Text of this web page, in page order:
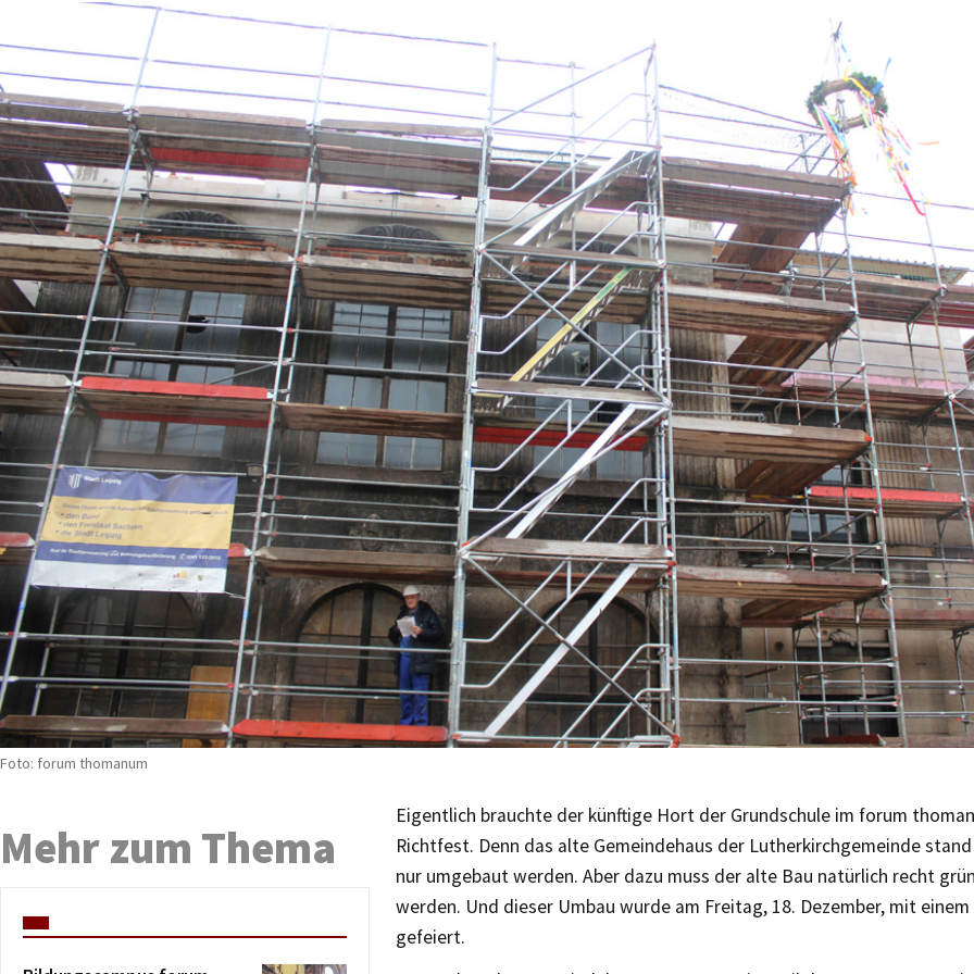
Foto: forum thomanum
Eigentlich brauchte der künftige Hort der Grundschule im forum
Richtfest. Denn das alte Gemeindehaus der Lutherkirchgemeinde
nur umgebaut werden. Aber dazu muss der alte Bau natürlich recht
werden. Und dieser Umbau wurde am Freitag, 18. Dezember, mit
gefeiert.
Mehr zum Thema